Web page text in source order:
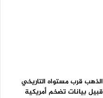
الذهب قرب مستواه التاريخي
قبيل بيانات تضخم أمريكية